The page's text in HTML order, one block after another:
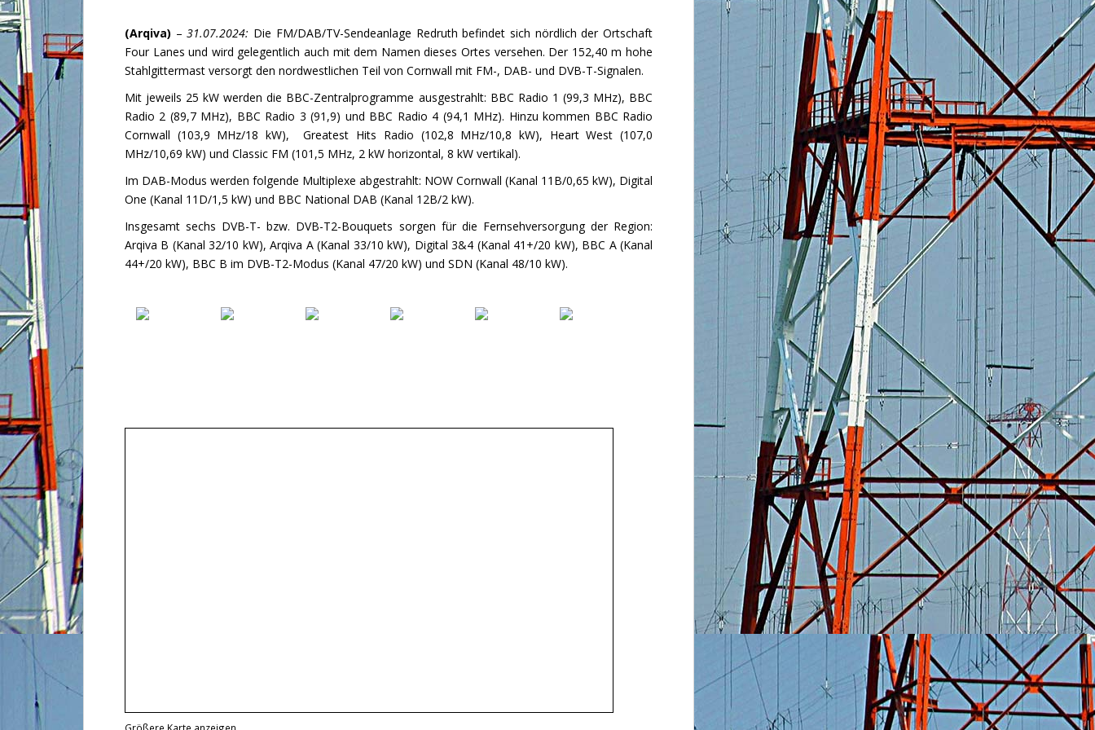
(Arqiva) –31.07.2024: Die FM/DAB/TV-Sendeanlage Redruth befindet sich nördlich der Ortschaft
Four Lanes und wird gelegentlich auch mit dem Namen dieses Ortes versehen. Der 152,40 m hohe
Stahlgittermast versorgt den nordwestlichen Teil von Cornwall mit FM-, DAB- und DVB-T-Signalen.
Mit jeweils 25 kW werden die BBC-Zentralprogramme ausgestrahlt: BBC Radio 1 (99,3 MHz), BBC
Radio 2 (89,7 MHz), BBC Radio 3 (91,9) und BBC Radio 4 (94,1 MHz). Hinzu kommen BBC Radio
Cornwall (103,9 MHz/18 kW), Greatest Hits Radio (102,8 MHz/10,8 kW), Heart West (107,0
MHz/10,69 kW) und Classic FM (101,5 MHz, 2 kW horizontal, 8 kW vertikal).
Im DAB-Modus werden folgende Multiplexe abgestrahlt: NOW Cornwall (Kanal 11B/0,65 kW), Digital
One (Kanal 11D/1,5 kW) und BBC National DAB (Kanal 12B/2 kW).
Insgesamt sechs DVB-T- bzw. DVB-T2-Bouquets sorgen für die Fernsehversorgung der Region:
Arqiva B (Kanal 32/10 kW), Arqiva A (Kanal 33/10 kW), Digital 3&4 (Kanal 41+/20 kW), BBC A (Kanal
44+/20 kW), BBC B im DVB-T2-Modus (Kanal 47/20 kW) und SDN (Kanal 48/10 kW).